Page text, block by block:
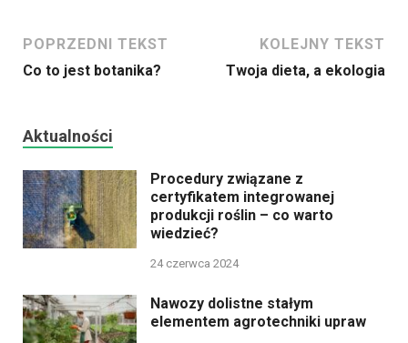
POPRZEDNI TEKST
Co to jest botanika?
KOLEJNY TEKST
Twoja dieta, a ekologia
Aktualności
Procedury związane z
certyfikatem integrowanej
produkcji roślin – co warto
wiedzieć?
24 czerwca 2024
Nawozy dolistne stałym
elementem agrotechniki upraw